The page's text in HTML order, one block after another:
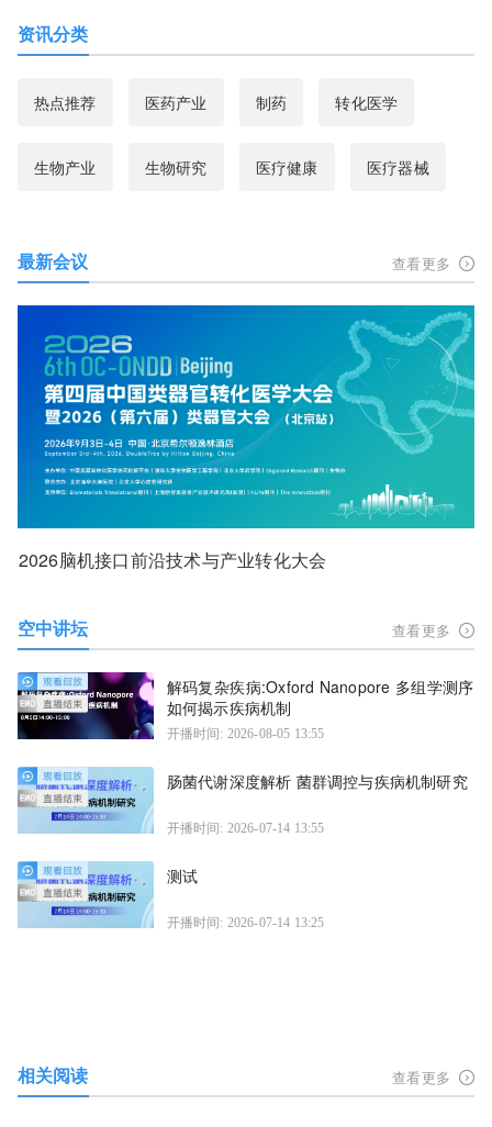
资讯分类
热点推荐 医药产业 制药 转化医学
生物产业 生物研究 医疗健康 医疗器械
最新会议 查看更多
2026脑机接口前沿技术与产业转化大会
空中讲坛 查看更多
解码复杂疾病:Oxford Nanopore 多组学测序
如何揭示疾病机制
开播时间: 2026-08-05 13:55
肠菌代谢深度解析 菌群调控与疾病机制研究
开播时间: 2026-07-14 13:55
测试
开播时间: 2026-07-14 13:25
相关阅读 查看更多